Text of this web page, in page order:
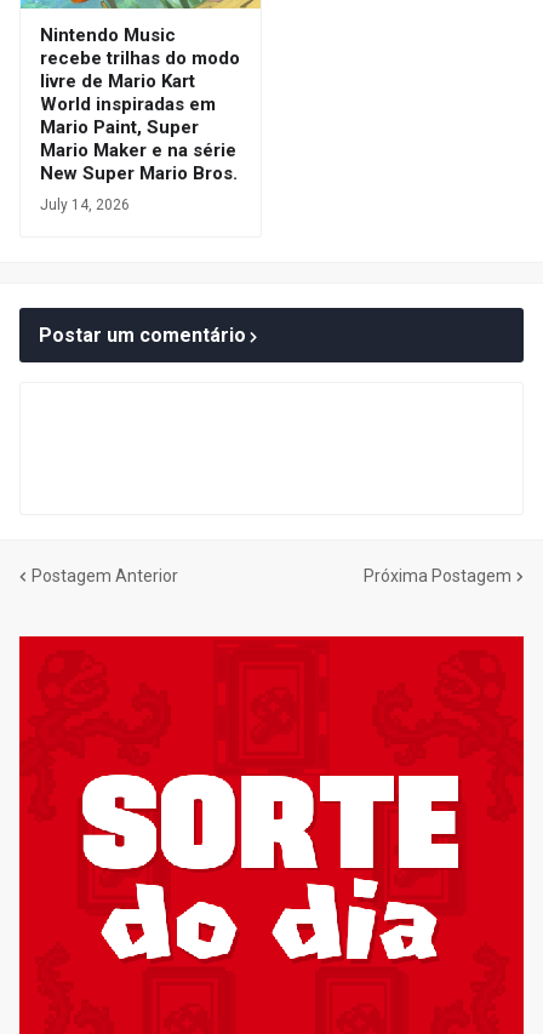
Nintendo Music
recebe trilhas do modo
livre de Mario Kart
World inspiradas em
Mario Paint, Super
Mario Maker e na série
New Super Mario Bros.
July 14, 2026
Postar um comentário
Postagem Anterior Próxima Postagem